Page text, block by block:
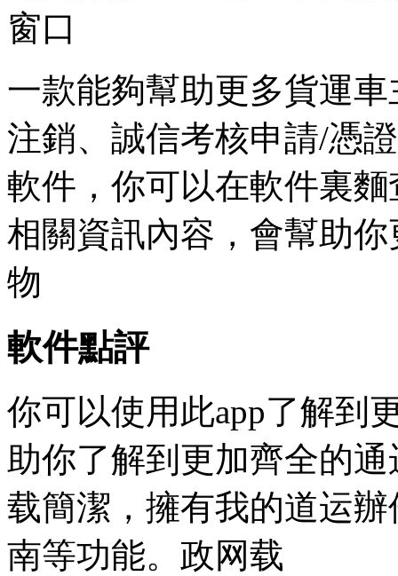
窗口
一款能夠幫助更多貨運
注銷、誠信考核申請/憑
軟件，你可以在軟件裏
相關資訊內容，會幫助
物
軟件點評
你可以使用此app了解到
助你了解到更加齊全的
载簡潔，擁有我的道运
南等功能。政网载